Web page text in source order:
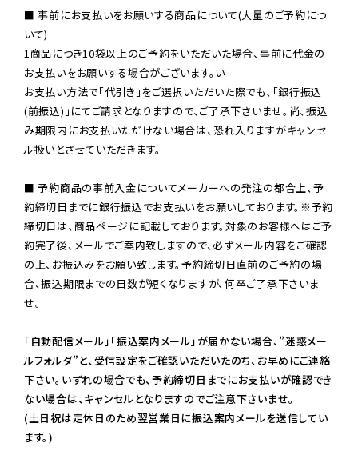
■ 事前にお支払いをお願いする商品について(大量のご予約につ
いて)
1商品につき10袋以上のご予約をいただいた場合、事前に代金の
お支払いをお願いする場合がございます。い
お支払い方法で「代引き」をご選択いただいた際でも、「銀行振込
(前振込)」にてご請求となりますので、ご了承下さいませ。尚、振込
み期限内にお支払いただけない場合は、恐れ入りますがキャンセ
ル扱いとさせていただきます。
■ 予約商品の事前入金についてメーカーへの発注の都合上、予
約締切日までに銀行振込でお支払いをお願いしております。※予約
締切日は、商品ページに記載しております。対象のお客様へはご予
約完了後、メールでご案内致しますので、必ずメール内容をご確認
の上、お振込みをお願い致します。予約締切日直前のご予約の場
合、振込期限までの日数が短くなりますが、何卒ご了承下さいま
せ。
「自動配信メール」「振込案内メール」が届かない場合、”迷惑メー
ルフォルダ”と、受信設定をご確認いただいたのち、お早めにご連絡
下さい。いずれの場合でも、予約締切日までにお支払いが確認でき
ない場合は、キャンセルとなりますのでご注意下さいませ。
(土日祝は定休日のため翌営業日に振込案内メールを送信してい
ます。)